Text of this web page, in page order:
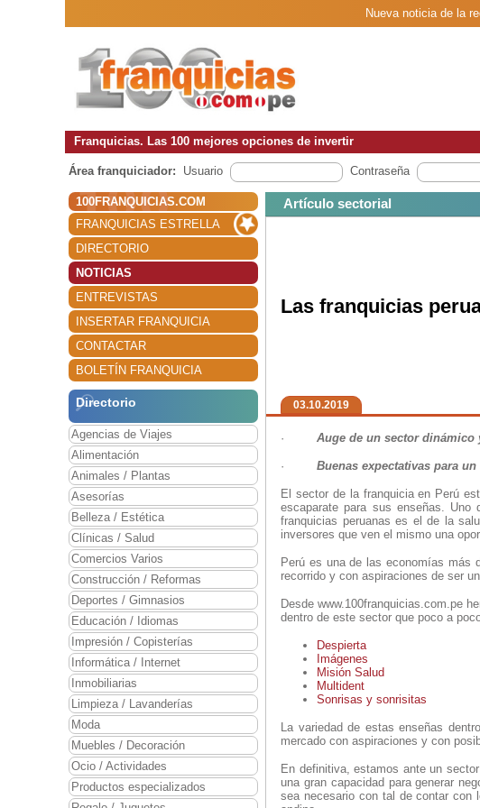
Nueva noticia de la
Franquicias. Las 100 mejores opciones de invertir
Área franquiciador: Usuario Contraseña
100FRANQUICIAS.COM
FRANQUICIAS ESTRELLA
DIRECTORIO
NOTICIAS
ENTREVISTAS
INSERTAR FRANQUICIA
CONTACTAR
BOLETÍN FRANQUICIA
Directorio
Agencias de Viajes
Alimentación
Animales / Plantas
Asesorías
Belleza / Estética
Clínicas / Salud
Comercios Varios
Construcción / Reformas
Deportes / Gimnasios
Educación / Idiomas
Impresión / Copisterías
Informática / Internet
Inmobiliarias
Limpieza / Lavanderías
Moda
Muebles / Decoración
Ocio / Actividades
Productos especializados
Artículo sectorial
Las franquicias
03.10.2019
· Auge de un sector dinámico
· Buenas expectativas para
El sector de la franquicia en Perú
escaparate para sus enseñas.
franquicias peruanas es el de la
inversores que ven el mismo una
Perú es una de las economías más
recorrido y con aspiraciones de ser
Desde www.100franquicias.com.pe
dentro de este sector que poco a
Despierta
Imágenes
Misión Salud
Multident
Sonrisas y sonrisitas
La variedad de estas enseñas
mercado con aspiraciones y con
En definitiva, estamos ante un
una gran capacidad para generar
sea necesario con tal de contar con